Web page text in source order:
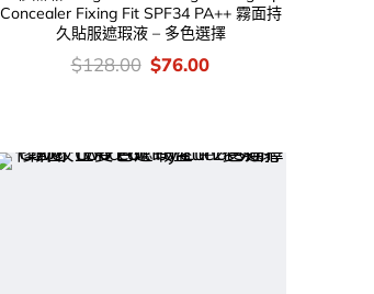
Concealer Fixing Fit SPF34 PA++ 霧面持
久貼服遮瑕液 – 多色選擇
價
錢：
$128.00 Original
price
$76.00Current